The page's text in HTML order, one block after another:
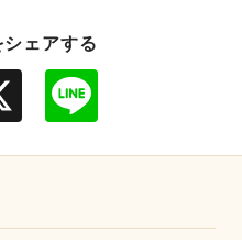
シェアする